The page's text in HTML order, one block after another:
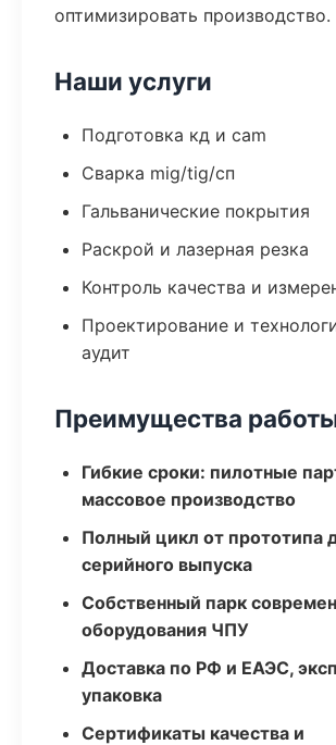
оптимизировать производство.
Наши услуги
Подготовка кд и cam
Сварка mig/tig/сп
Гальванические покрытия
Раскрой и лазерная резка
Контроль качества и
Проектирование и
аудит
Преимущества
Гибкие сроки: пилотные
массовое производство
Полный цикл от прототипа
серийного выпуска
Собственный парк
оборудования ЧПУ
Доставка по РФ и ЕАЭС,
упаковка
Сертификаты качества и